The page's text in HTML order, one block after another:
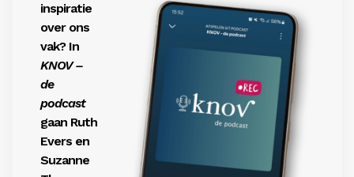
inspiratie
over ons
vak? In
KNOV –
de
podcast
gaan Ruth
Evers en
Suzanne